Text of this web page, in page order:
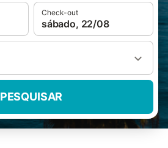
Check-out
sábado, 22/08
PESQUISAR